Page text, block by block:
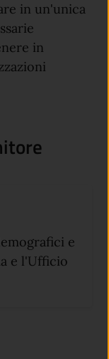
in un'unica
in
e
e l'Ufficio